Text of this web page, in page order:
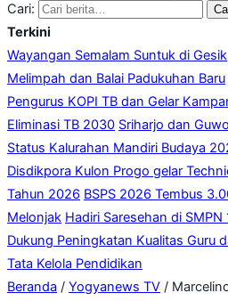
Cari:
Terkini
Wayangan Semalam Suntuk di
Melimpah dan Balai Padukuhan Baru
Pengurus KOPI TB dan Gelar
Eliminasi TB 2030 Sriharjo dan
Status Kalurahan Mandiri Budaya
Disdikpora Kulon Progo gelar
Tahun 2026 BSPS 2026 Tembus
Melonjak Hadiri Saresehan di
Dukung Peningkatan Kualitas Guru
Tata Kelola Pendidikan
Beranda / Yogyanews TV /